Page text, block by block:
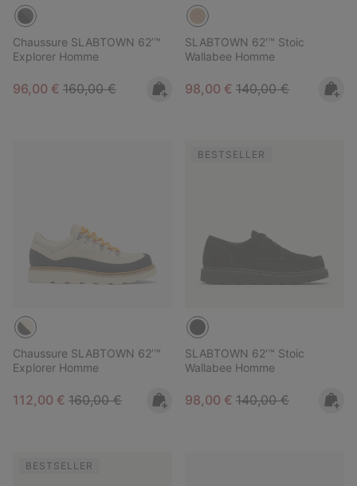
Chaussure SLABTOWN 62’™
Explorer Homme
Sale price:
96,00 € Regular price:
160,00 €
SLABTOWN 62'™ Stoic
Wallabee Homme
Sale price:
98,00 € Regular price:
140,00 €
Chaussure SLABTOWN 62’™
Explorer Homme
Sale price:
112,00 € Regular price:
160,00 €
BESTSELLER
SLABTOWN 62'™ Stoic
Wallabee Homme
Sale price:
98,00 € Regular price:
140,00 €
BESTSELLER